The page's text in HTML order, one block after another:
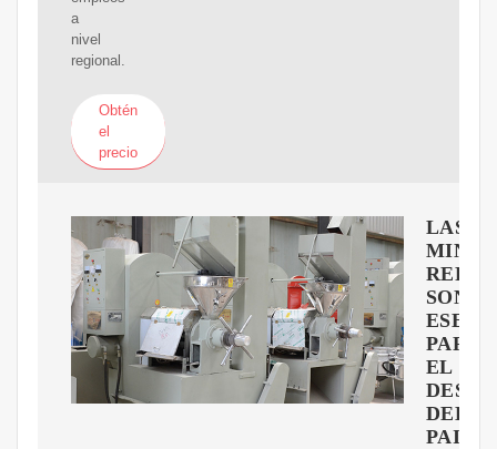
a
nivel
regional.
Obtén
el
precio
LAS
MINI-
SON
PARA
EL
DEL
PAIS